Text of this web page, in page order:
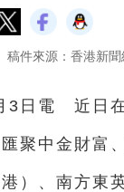
稿件來源：香港新聞
3日電 近日
聚中金財富
）、南方東